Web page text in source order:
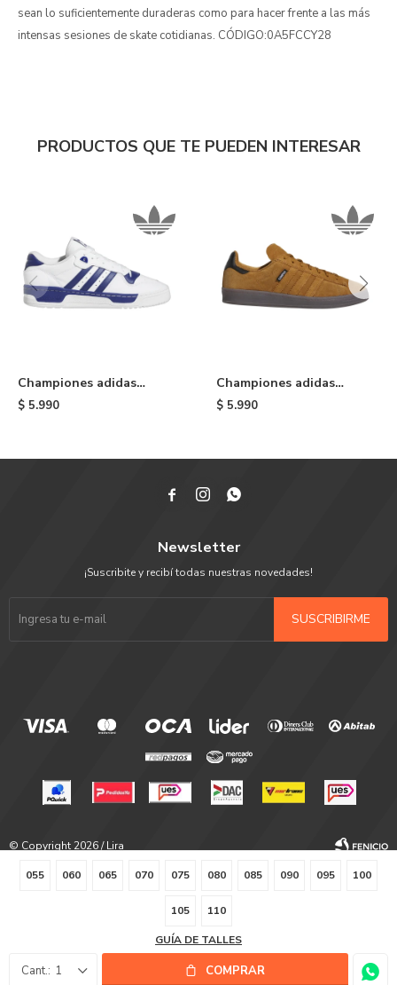
055 060 065 070 075 080 085 090 095 100
105 110
GUÍA DE TALLES
1 COMPRAR
sean lo suficientemente duraderas como para hacer frente a las más
intensas sesiones de skate cotidianas. CÓDIGO:0A5FCCY28
PRODUCTOS QUE TE PUEDEN INTERESAR
Championes adidas
Rivalry Low - Blue/white
$ 5.990
Championes adidas
Campus ADV - Brown
$ 5.990
  
Newsletter
¡Suscribite y recibí todas nuestras novedades!
SUSCRIBIRME
© Copyright 2026 / Lira
Fenicio